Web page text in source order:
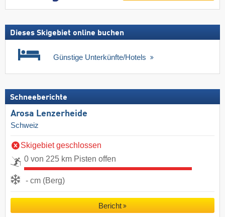
Dieses Skigebiet online buchen
Günstige Unterkünfte/Hotels
Schneeberichte
Arosa Lenzerheide
Schweiz
Skigebiet geschlossen
0 von 225 km Pisten offen
- cm (Berg)
Bericht